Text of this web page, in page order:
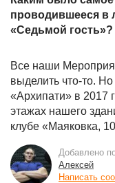
проводившееся в
«Седьмой гость»?
Все наши
выделить что-то.
«Архипати» в 2017
этажах нашего
клубе «Маяковка,
Добавлено
Алексей
Написать